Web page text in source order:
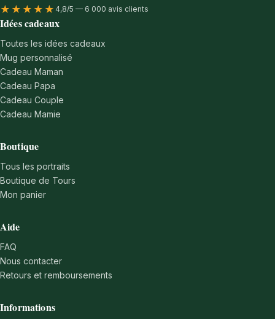
★★★★★ 4,8/5 — 6 000 avis clients
Idées cadeaux
Toutes les idées cadeaux
Mug personnalisé
Cadeau Maman
Cadeau Papa
Cadeau Couple
Cadeau Mamie
Boutique
Tous les portraits
Boutique de Tours
Mon panier
Aide
FAQ
Nous contacter
Retours et remboursements
Informations